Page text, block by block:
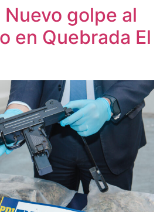
golpe al
en Quebrada El